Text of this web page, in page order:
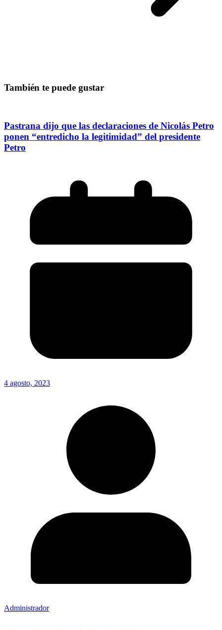
También te puede gustar
Pastrana dijo que las declaraciones de Nicolás Petro
ponen “entredicho la legitimidad” del presidente
Petro
4 agosto, 2023
Administrador